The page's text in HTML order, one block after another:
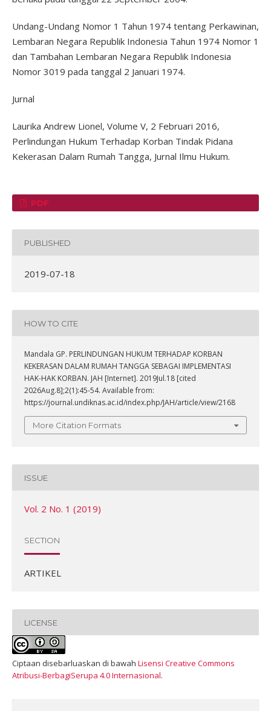
Undang-Undang Nomor 1 Tahun 1974 tentang Perkawinan,
Lembaran Negara Republik Indonesia Tahun 1974 Nomor 1
dan Tambahan Lembaran Negara Republik Indonesia
Nomor 3019 pada tanggal 2 Januari 1974.
Jurnal
Laurika Andrew Lionel, Volume V, 2 Februari 2016,
Perlindungan Hukum Terhadap Korban Tindak Pidana
Kekerasan Dalam Rumah Tangga, Jurnal Ilmu Hukum.
PDF
PUBLISHED
2019-07-18
HOW TO CITE
Mandala GP. PERLINDUNGAN HUKUM TERHADAP KORBAN
KEKERASAN DALAM RUMAH TANGGA SEBAGAI IMPLEMENTASI
HAK-HAK KORBAN. JAH [Internet]. 2019Jul.18 [cited
2026Aug.8];2(1):45-54. Available from:
https://journal.undiknas.ac.id/index.php/JAH/article/view/2168
More Citation Formats
ISSUE
Vol. 2 No. 1 (2019)
SECTION
ARTIKEL
LICENSE
Ciptaan disebarluaskan di bawah Lisensi Creative Commons
Atribusi-BerbagiSerupa 4.0 Internasional.